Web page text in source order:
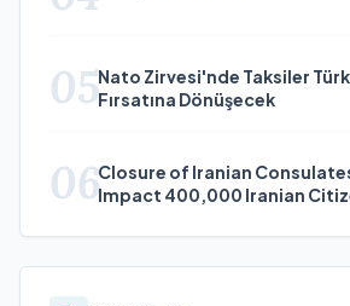
05Nato Zirvesi'nde Taksiler
Fırsatına Dönüşecek
06Closure of Iranian
Impact 400,000 Iranian